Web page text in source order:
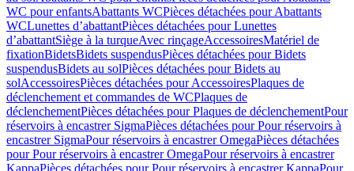
WC pour enfantsAbattants WCPièces détachées pour Abattants
WCLunettes d’abattantPièces détachées pour Lunettes
d’abattantSiège à la turqueAvec rinçageAccessoiresMatériel de
fixationBidetsBidets suspendusPièces détachées pour Bidets
suspendusBidets au solPièces détachées pour Bidets au
solAccessoiresPièces détachées pour AccessoiresPlaques de
déclenchement et commandes de WCPlaques de
déclenchementPièces détachées pour Plaques de déclenchementPour
réservoirs à encastrer SigmaPièces détachées pour Pour réservoirs à
encastrer SigmaPour réservoirs à encastrer OmegaPièces détachées
pour Pour réservoirs à encastrer OmegaPour réservoirs à encastrer
KappaPièces détachées pour Pour réservoirs à encastrer KappaPour